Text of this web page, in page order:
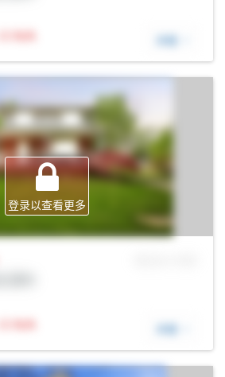
N/A 详细
登录以查看更多
N/A 详细